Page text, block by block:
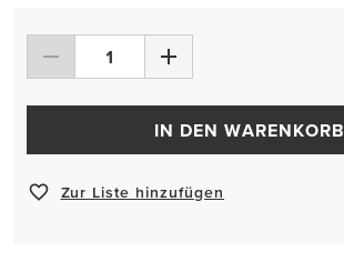
IN DEN WARENKORB
Zur Liste hinzufügen